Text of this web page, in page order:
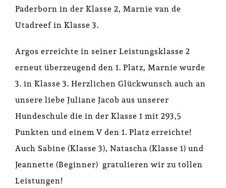
Paderborn in der Klasse 2, Marnie van de
Utadreef in Klasse 3.
Argos erreichte in seiner Leistungsklasse 2
erneut überzeugend den 1. Platz, Marnie wurde
3. in Klasse 3. Herzlichen Glückwunsch auch an
unsere liebe Juliane Jacob aus unserer
Hundeschule die in der Klasse 1 mit 293,5
Punkten und einem V den 1. Platz erreichte!
Auch Sabine (Klasse 3), Natascha (Klasse 1) und
Jeannette (Beginner) gratulieren wir zu tollen
Leistungen!